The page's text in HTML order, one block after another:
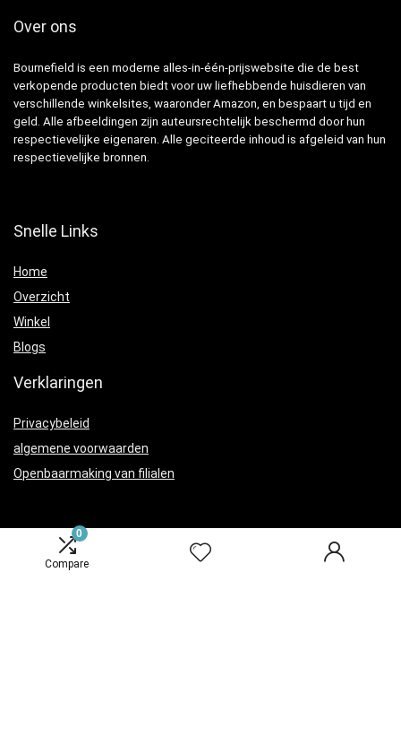
0
Compare
Over ons
Bournefield is een moderne alles-in-één-prijswebsite die de best
verkopende producten biedt voor uw liefhebbende huisdieren van
verschillende winkelsites, waaronder Amazon, en bespaart u tijd en
geld. Alle afbeeldingen zijn auteursrechtelijk beschermd door hun
respectievelijke eigenaren. Alle geciteerde inhoud is afgeleid van hun
respectievelijke bronnen.
Snelle Links
Home
Overzicht
Winkel
Blogs
Verklaringen
Privacybeleid
algemene voorwaarden
Openbaarmaking van filialen
Productcategorieën